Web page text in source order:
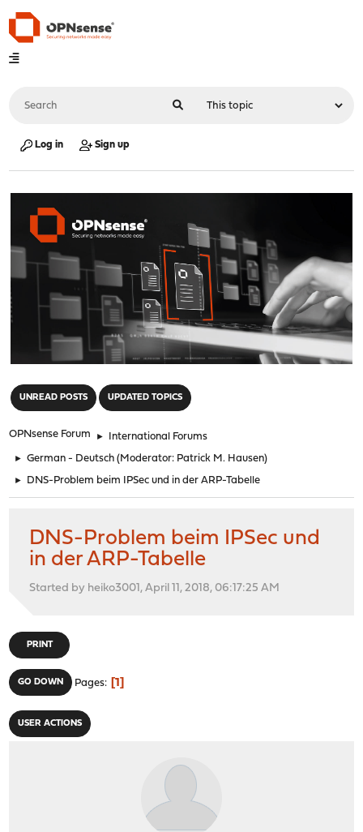
Log in Sign up
UNREAD POSTS UPDATED TOPICS
OPNsense Forum ► International Forums
► German - Deutsch (Moderator: Patrick M. Hausen)
► DNS-Problem beim IPSec und in der ARP-Tabelle
DNS-Problem beim IPSec und
in der ARP-Tabelle
Started by heiko3001, April 11, 2018, 06:17:25 AM
PRINT
GO DOWN Pages 1
USER ACTIONS